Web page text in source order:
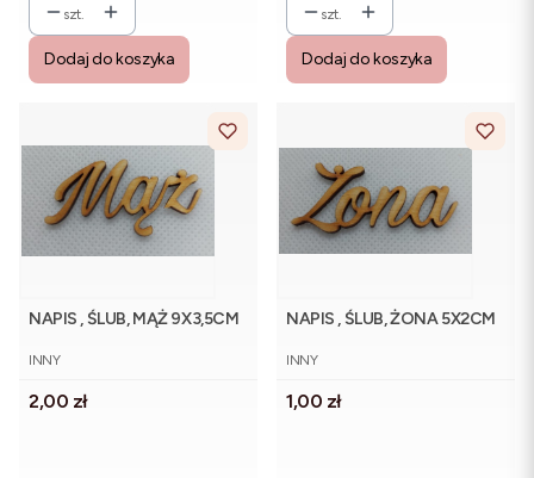
szt.
Dodaj do koszyka
szt.
Dodaj do koszyka
NAPIS , ŚLUB, MĄŻ 9X3,5CM
PRODUCENT
INNY
Cena
2,00 zł
NAPIS , ŚLUB, ŻONA 5X2CM
PRODUCENT
INNY
Cena
1,00 zł